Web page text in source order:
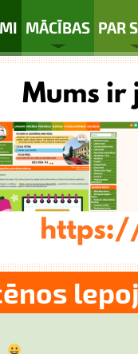
MĀCĪBAS PAR